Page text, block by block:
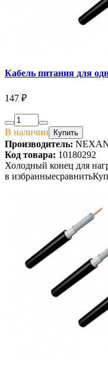
Кабель питания для
147 ₽
В наличии Купить
Производитель:
Код товара: 10180292
Холодный конец для
в избранныесравнить